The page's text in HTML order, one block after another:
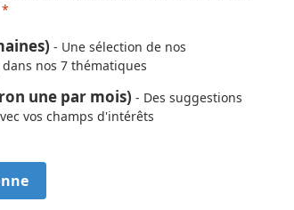
- Une sélection de nos
nos 7 thématiques
une par mois) - Des suggestions
vos champs d'intérêts